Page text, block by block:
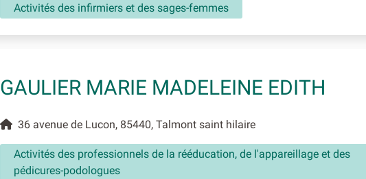
Activités des infirmiers et des sages-femmes
GAULIER MARIE MADELEINE EDITH
36 avenue de Lucon, 85440, Talmont saint hilaire
Activités des professionnels de la rééducation, de l'appareillage et des
pédicures-podologues